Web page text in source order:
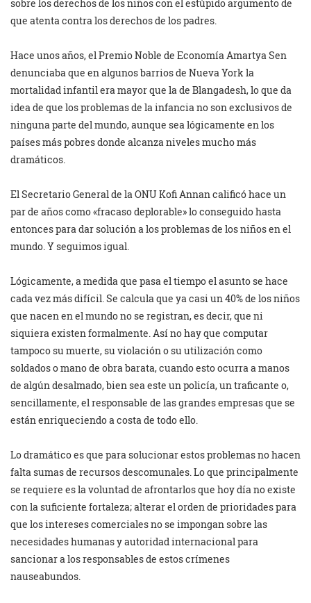
sobre los derechos de los niños con el estúpido argumento de
que atenta contra los derechos de los padres.
Hace unos años, el Premio Noble de Economía Amartya Sen
denunciaba que en algunos barrios de Nueva York la
mortalidad infantil era mayor que la de Blangadesh, lo que da
idea de que los problemas de la infancia no son exclusivos de
ninguna parte del mundo, aunque sea lógicamente en los
países más pobres donde alcanza niveles mucho más
dramáticos.
El Secretario General de la ONU Kofi Annan calificó hace un
par de años como «fracaso deplorable» lo conseguido hasta
entonces para dar solución a los problemas de los niños en el
mundo. Y seguimos igual.
Lógicamente, a medida que pasa el tiempo el asunto se hace
cada vez más difícil. Se calcula que ya casi un 40% de los niños
que nacen en el mundo no se registran, es decir, que ni
siquiera existen formalmente. Así no hay que computar
tampoco su muerte, su violación o su utilización como
soldados o mano de obra barata, cuando esto ocurra a manos
de algún desalmado, bien sea este un policía, un traficante o,
sencillamente, el responsable de las grandes empresas que se
están enriqueciendo a costa de todo ello.
Lo dramático es que para solucionar estos problemas no hacen
falta sumas de recursos descomunales. Lo que principalmente
se requiere es la voluntad de afrontarlos que hoy día no existe
con la suficiente fortaleza; alterar el orden de prioridades para
que los intereses comerciales no se impongan sobre las
necesidades humanas y autoridad internacional para
sancionar a los responsables de estos crímenes
nauseabundos.